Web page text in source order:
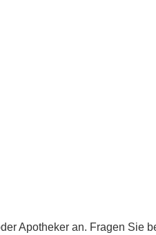
Apotheker an. Fragen Sie